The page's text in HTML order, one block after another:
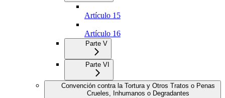
Artículo 15
Artículo 16
Parte V
Parte VI
Convención contra la Tortura y Otros Tratos o Penas
Crueles, Inhumanos o Degradantes